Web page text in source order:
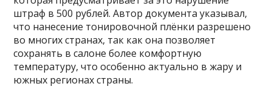
штраф в 500 рублей. Автор документа указывал,
что нанесение тонировочной плёнки разрешено
во многих странах, так как она позволяет
сохранять в салоне более комфортную
температуру, что особенно актуально в жару и
южных регионах страны.